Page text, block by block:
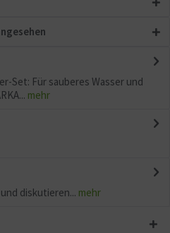
Set: Für sauberes Wasser und
mehr
diskutieren... mehr